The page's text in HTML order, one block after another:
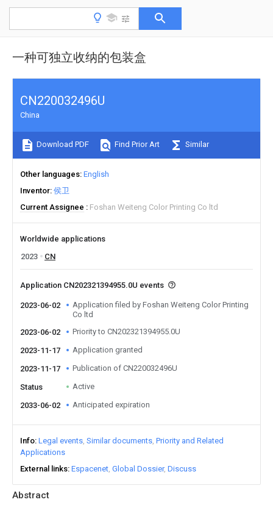
一种可独立收纳的包装盒
Abstract
CN220032496U
China
Download PDF Find Prior Art Similar
Other languages English
Inventor 侯卫
Current Assignee
Foshan Weiteng Color Printing Co ltd
Worldwide applications
2023
CN
Application CN202321394955.0U events
2023-06-02
Application filed by Foshan Weiteng Color Printing
Co ltd
2023-06-02
Priority to CN202321394955.0U
2023-11-17 Application granted
2023-11-17 Publication of CN220032496U
Status Active
2033-06-02 Anticipated expiration
Info Legal events Similar documents Priority and Related
Applications
External links Espacenet Global Dossier Discuss